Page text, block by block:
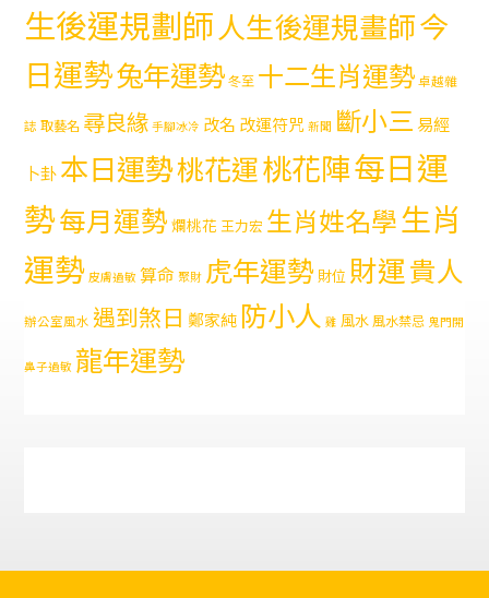
生後運規劃師人生後運規畫師今
日運勢兔年運勢冬至 十二生肖運勢 卓越雜
誌 取藝名 尋良緣 手腳冰冷 改名 改運符咒 新聞 斷小三易經
卜卦本日運勢桃花運桃花陣每日運
勢每月運勢 爛桃花 王力宏 生肖姓名學生肖
運勢 皮膚過敏 算命 聚財 虎年運勢 財位 財運貴人
辦公室風水 遇到煞日 鄭家純 防小人 雞 風水風水禁忌 鬼門開
鼻子過敏 龍年運勢